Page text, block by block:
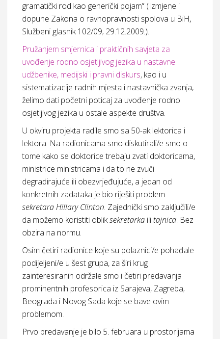
gramatički rod kao generički pojam“ (Izmjene i
dopune Zakona o ravnopravnosti spolova u BiH,
Službeni glasnik 102/09, 29.12.2009.).
Pružanjem smjernica i praktičnih savjeta za
uvođenje rodno osjetljivog jezika u nastavne
udžbenike, medijski i pravni diskurs, kao i u
sistematizacije radnih mjesta i nastavnička zvanja,
želimo dati početni poticaj za uvođenje rodno
osjetljivog jezika u ostale aspekte društva.
U okviru projekta radile smo sa 50-ak lektorica i
lektora. Na radionicama smo diskutirali/e smo o
tome kako se doktorice trebaju zvati doktoricama,
ministrice ministricama i da to ne zvuči
degradirajuće ili obezvrjeđujuće, a jedan od
konkretnih zadataka je bio riješiti problem
sekretara Hillary Clinton. Zajednički smo zaključili/e
da možemo koristiti obliksekretarka ilitajnica. Bez
obzira na normu.
Osim četiri radionice koje su polaznici/e pohađale
podijeljeni/e u šest grupa, za širi krug
zainteresiranih održale smo i četiri predavanja
prominentnih profesorica iz Sarajeva, Zagreba,
Beograda i Novog Sada koje se bave ovim
problemom.
Prvo predavanje je bilo 5. februara u prostorijama